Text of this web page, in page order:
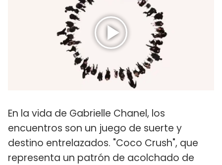
En la vida de Gabrielle Chanel, los
encuentros son un juego de suerte y
destino entrelazados. "Coco Crush", que
representa un patrón de acolchado de